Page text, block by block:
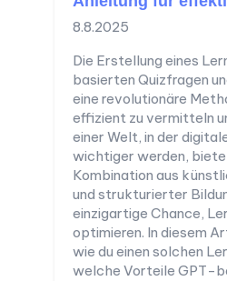
8.8.2025
Die Erstellung eines
basierten Quizfragen
eine revolutionäre
effizient zu vermitteln
einer Welt, in der
wichtiger werden,
Kombination aus
und strukturierter
einzigartige Chance,
optimieren. In diesem
wie du einen solchen
welche Vorteile GPT-